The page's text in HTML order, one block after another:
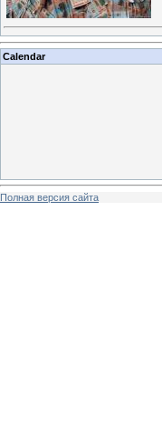
Calendar
Полная версия сайта